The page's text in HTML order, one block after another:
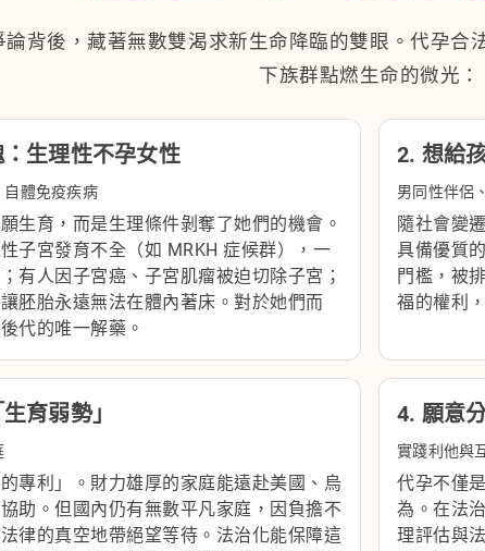
背後，藏著無數雙渴求新生命降臨的雙眼。代孕
下族群點燃生命的微光：
生理性不孕女性
體免疫疾病
生育，而是生理條件剝奪了她們的機會。
子宮發育不全（如 MRKH 症候群），一
有人因子宮癌、子宮肌瘤被迫切除子宮；
胚胎永遠無法在體內著床。對於她們而
代的唯一解藥。
2. 想給
男同性伴侶
隨社會變
具備優質
門檻，被
福的權利
育弱勢」
專利」。財力雄厚的家庭能遠赴美國、烏
助。但國內仍有無數平凡家庭，因負擔不
律的真空地帶絕望等待。法治化能保障這
4. 願意
實踐利他與
代孕不僅
為。在法
理評估與